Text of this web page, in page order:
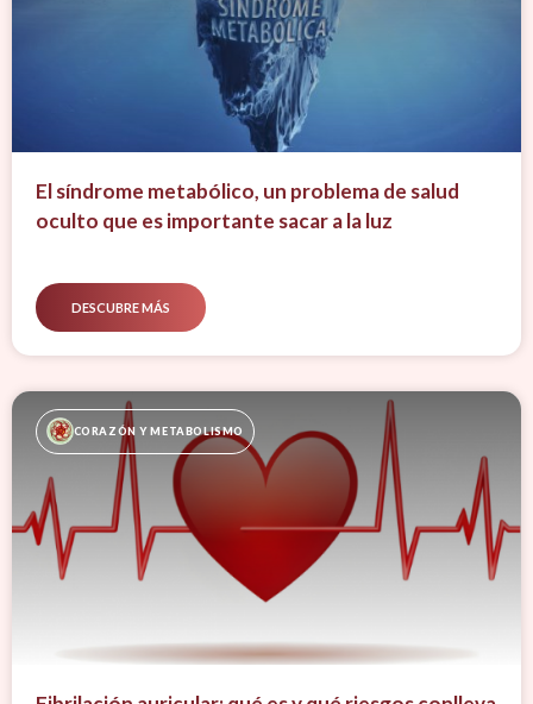
El síndrome metabólico, un problema de salud
oculto que es importante sacar a la luz
DESCUBRE MÁS
CORAZÓN Y METABOLISMO